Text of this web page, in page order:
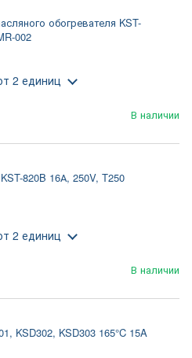
обогревателя KST-
002
В наличии
2 единиц
820B 16А, 250V, T250
В наличии
2 единиц
KSD302, KSD303 165°C 15A